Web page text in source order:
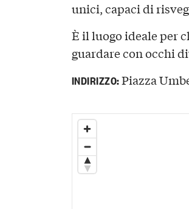
unici, capaci di
È il luogo ideale per
guardare con occhi
INDIRIZZO:Piazza